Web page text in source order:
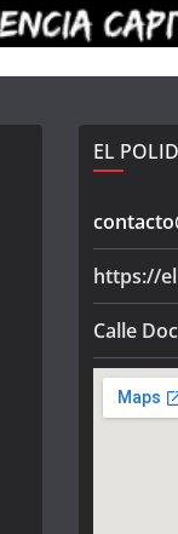
EL
https://
Calle